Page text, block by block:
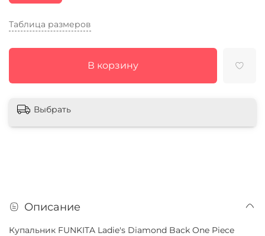
Таблица размеров
В корзину
Выбрать
Описание
Купальник FUNKITA Ladie's Diamond Back One Piece